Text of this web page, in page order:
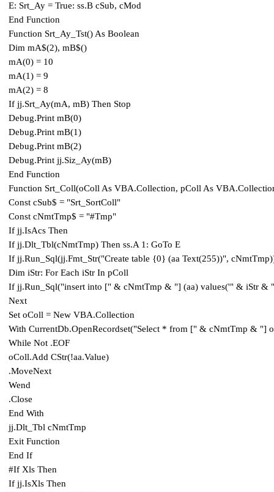
E: Srt_Ay = True: ss.B cSub, cMod
End Function
Function Srt_Ay_Tst() As Boolean
Dim mA$(2), mB$()
mA(0) = 10
mA(1) = 9
mA(2) = 8
If jj.Srt_Ay(mA, mB) Then Stop
Debug.Print mB(0)
Debug.Print mB(1)
Debug.Print mB(2)
Debug.Print jj.Siz_Ay(mB)
End Function
Function Srt_Coll(oColl As VBA.Collection, pColl As
Const cSub$ = "Srt_SortColl"
Const cNmtTmp$ = "#Tmp"
If jj.IsAcs Then
If jj.Dlt_Tbl(cNmtTmp) Then ss.A 1: GoTo E
If jj.Run_Sql(jj.Fmt_Str("Create table {0} (aa Text(255))",
Dim iStr: For Each iStr In pColl
If jj.Run_Sql("insert into [" & cNmtTmp & "] (aa) values('" & iStr &
Next
Set oColl = New VBA.Collection
With CurrentDb.OpenRecordset("Select * from [" & cNmtTmp & "]
While Not .EOF
oColl.Add CStr(!aa.Value)
.MoveNext
Wend
.Close
End With
jj.Dlt_Tbl cNmtTmp
Exit Function
End If
#If Xls Then
If jj.IsXls Then